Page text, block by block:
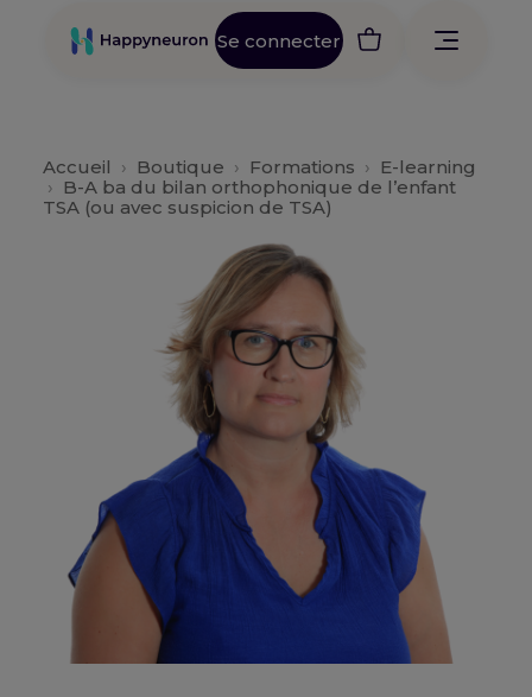
Se connecter
Accueil › Boutique › Formations › E-learning
› B-A ba du bilan orthophonique de l’enfant
TSA (ou avec suspicion de TSA)